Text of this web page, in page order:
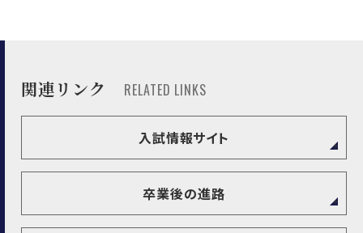
関連リンク RELATED LINKS
入試情報サイト
卒業後の進路